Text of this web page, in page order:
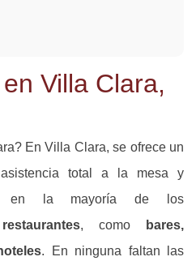
Villa Clara,
En Villa Clara, se ofrece un
total a la mesa y
en la mayoría de los
restaurantes, como
bares,
. En ninguna faltan las